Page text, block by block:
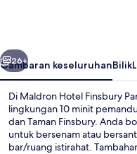
Seterusnya
26+
Gambaran keseluruhanBilik
Di Maldron Hotel Finsbury
lingkungan 10 minit
dan Taman Finsbury. Anda
untuk bersenam atau
bar/ruang istirahat.